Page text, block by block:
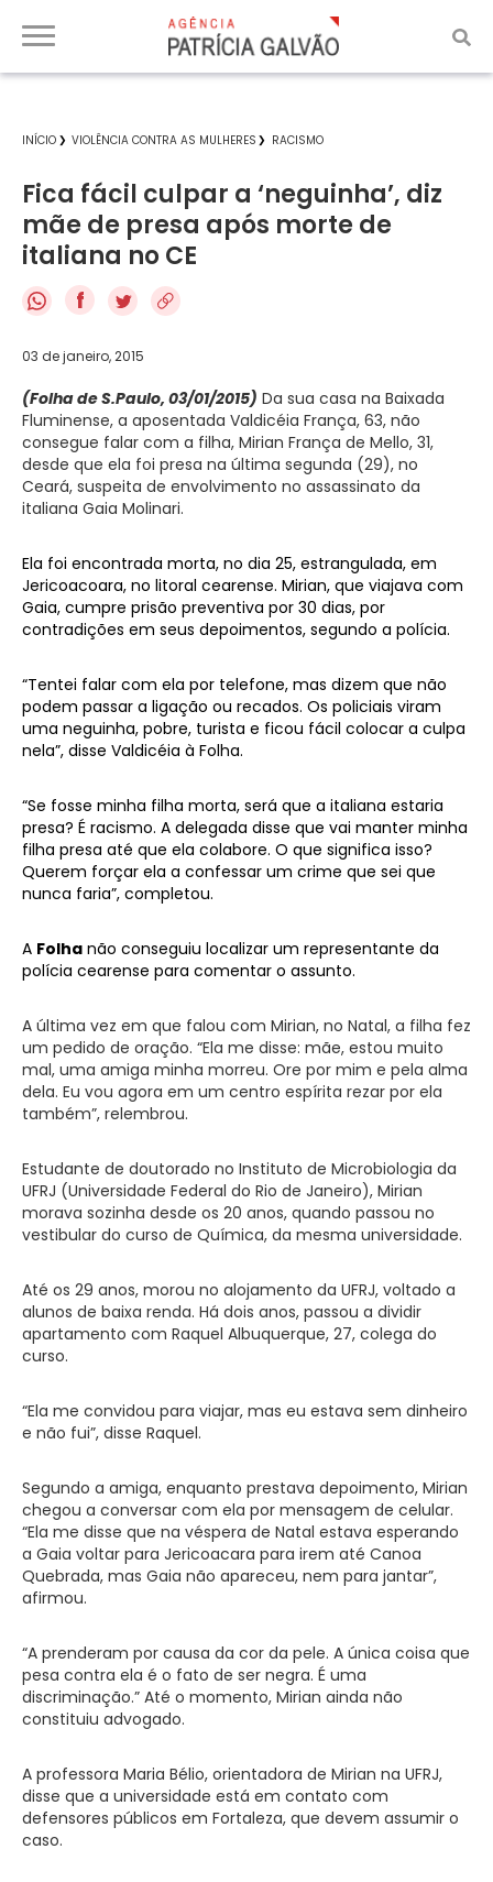
INÍCIO VIOLÊNCIA CONTRA AS MULHERES RACISMO
Fica fácil culpar a ‘neguinha’, diz
mãe de presa após morte de
italiana no CE
f
03 de janeiro, 2015
(Folha de S.Paulo, 03/01/2015) Da sua casa na Baixada
Fluminense, a aposentada Valdicéia França, 63, não
consegue falar com a filha, Mirian França de Mello, 31,
desde que ela foi presa na última segunda (29), no
Ceará, suspeita de envolvimento no assassinato da
italiana Gaia Molinari.
Ela foi encontrada morta, no dia 25, estrangulada, em
Jericoacoara, no litoral cearense. Mirian, que viajava com
Gaia, cumpre prisão preventiva por 30 dias, por
contradições em seus depoimentos, segundo a polícia.
“Tentei falar com ela por telefone, mas dizem que não
podem passar a ligação ou recados. Os policiais viram
uma neguinha, pobre, turista e ficou fácil colocar a culpa
nela”, disse Valdicéia à Folha.
“Se fosse minha filha morta, será que a italiana estaria
presa? É racismo. A delegada disse que vai manter minha
filha presa até que ela colabore. O que significa isso?
Querem forçar ela a confessar um crime que sei que
nunca faria”, completou.
A Folha não conseguiu localizar um representante da
polícia cearense para comentar o assunto.
A última vez em que falou com Mirian, no Natal, a filha fez
um pedido de oração. “Ela me disse: mãe, estou muito
mal, uma amiga minha morreu. Ore por mim e pela alma
dela. Eu vou agora em um centro espírita rezar por ela
também”, relembrou.
Estudante de doutorado no Instituto de Microbiologia da
UFRJ (Universidade Federal do Rio de Janeiro), Mirian
morava sozinha desde os 20 anos, quando passou no
vestibular do curso de Química, da mesma universidade.
Até os 29 anos, morou no alojamento da UFRJ, voltado a
alunos de baixa renda. Há dois anos, passou a dividir
apartamento com Raquel Albuquerque, 27, colega do
curso.
“Ela me convidou para viajar, mas eu estava sem dinheiro
e não fui”, disse Raquel.
Segundo a amiga, enquanto prestava depoimento, Mirian
chegou a conversar com ela por mensagem de celular.
“Ela me disse que na véspera de Natal estava esperando
a Gaia voltar para Jericoacara para irem até Canoa
Quebrada, mas Gaia não apareceu, nem para jantar”,
afirmou.
“A prenderam por causa da cor da pele. A única coisa que
pesa contra ela é o fato de ser negra. É uma
discriminação.” Até o momento, Mirian ainda não
constituiu advogado.
A professora Maria Bélio, orientadora de Mirian na UFRJ,
disse que a universidade está em contato com
defensores públicos em Fortaleza, que devem assumir o
caso.